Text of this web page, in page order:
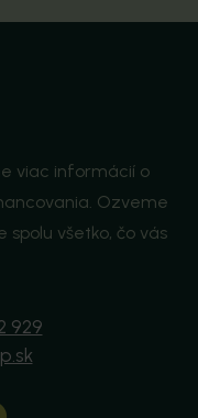
viac informácií o
Ozveme
všetko, čo vás
929